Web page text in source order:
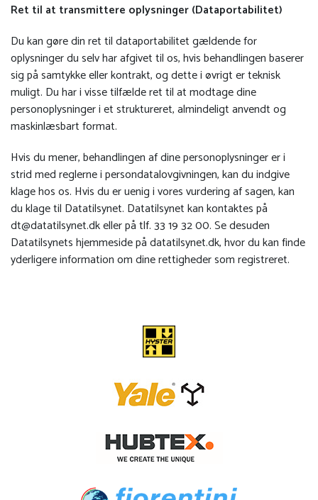
Ret til at transmittere oplysninger (Dataportabilitet)
Du kan gøre din ret til dataportabilitet gældende for
oplysninger du selv har afgivet til os, hvis behandlingen baserer
sig på samtykke eller kontrakt, og dette i øvrigt er teknisk
muligt. Du har i visse tilfælde ret til at modtage dine
personoplysninger i et struktureret, almindeligt anvendt og
maskinlæsbart format.
Hvis du mener, behandlingen af dine personoplysninger er i
strid med reglerne i persondatalovgivningen, kan du indgive
klage hos os. Hvis du er uenig i vores vurdering af sagen, kan
du klage til Datatilsynet. Datatilsynet kan kontaktes på
dt@datatilsynet.dkeller på tlf. 33 19 32 00. Se desuden
Datatilsynets hjemmeside på datatilsynet.dk, hvor du kan finde
yderligere information om dine rettigheder som registreret.